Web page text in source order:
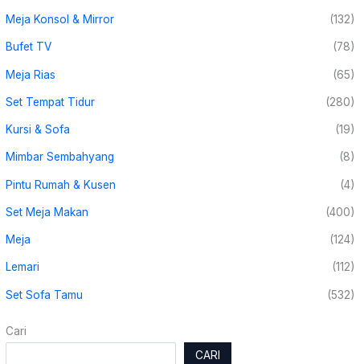
Meja Konsol & Mirror (132)
Bufet TV (78)
Meja Rias (65)
Set Tempat Tidur (280)
Kursi & Sofa (19)
Mimbar Sembahyang (8)
Pintu Rumah & Kusen (4)
Set Meja Makan (400)
Meja (124)
Lemari (112)
Set Sofa Tamu (532)
Cari
CARI